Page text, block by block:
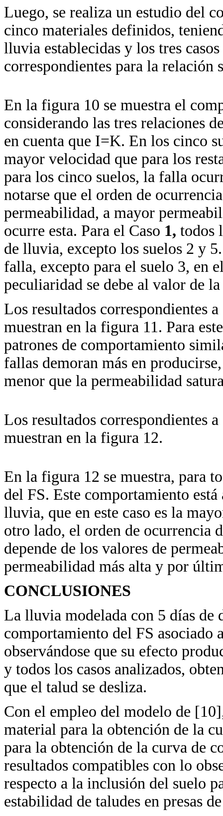
Luego, se realiza un estudio del
cinco materiales definidos,
lluvia establecidas y los tres
correspondientes para la relación
En la figura 10 se muestra el
considerando las tres relaciones
en cuenta que I=K. En los cinco
mayor velocidad que para los
para los cinco suelos, la falla
notarse que el orden de
permeabilidad, a mayor
ocurre esta. Para el Caso 1, todos
de lluvia, excepto los suelos 2 y
falla, excepto para el suelo 3, en
peculiaridad se debe al valor de
Los resultados correspondientes
muestran en la figura 11. Para
patrones de comportamiento
fallas demoran más en
menor que la permeabilidad
Los resultados correspondientes
muestran en la figura 12.
En la figura 12 se muestra, para
del FS. Este comportamiento
lluvia, que en este caso es la
otro lado, el orden de ocurrencia
depende de los valores de
permeabilidad más alta y por
CONCLUSIONES
La lluvia modelada con 5 días de
comportamiento del FS asociado
observándose que su efecto
y todos los casos analizados,
que el talud se desliza.
Con el empleo del modelo de
material para la obtención de la
para la obtención de la curva de
resultados compatibles con lo
respecto a la inclusión del suelo
estabilidad de taludes en presas